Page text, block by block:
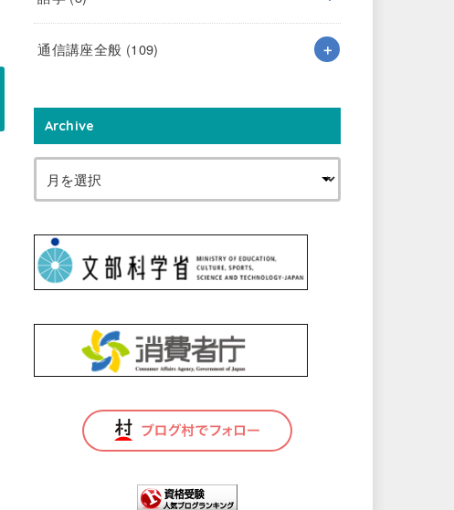
通信講座全般 (109)
Archive